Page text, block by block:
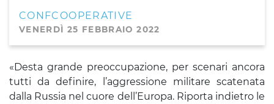
CONFCOOPERATIVE
VENERDÌ 25 FEBBRAIO 2022
«Desta grande preoccupazione, per scenari ancora
tutti da definire, l’aggressione militare scatenata
dalla Russia nel cuore dell’Europa. Riporta indietro le